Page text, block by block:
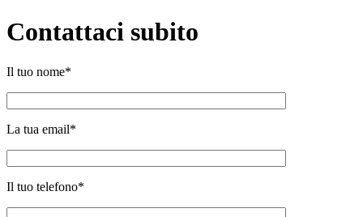
Contattaci subito
Il tuo nome*
La tua email*
Il tuo telefono*